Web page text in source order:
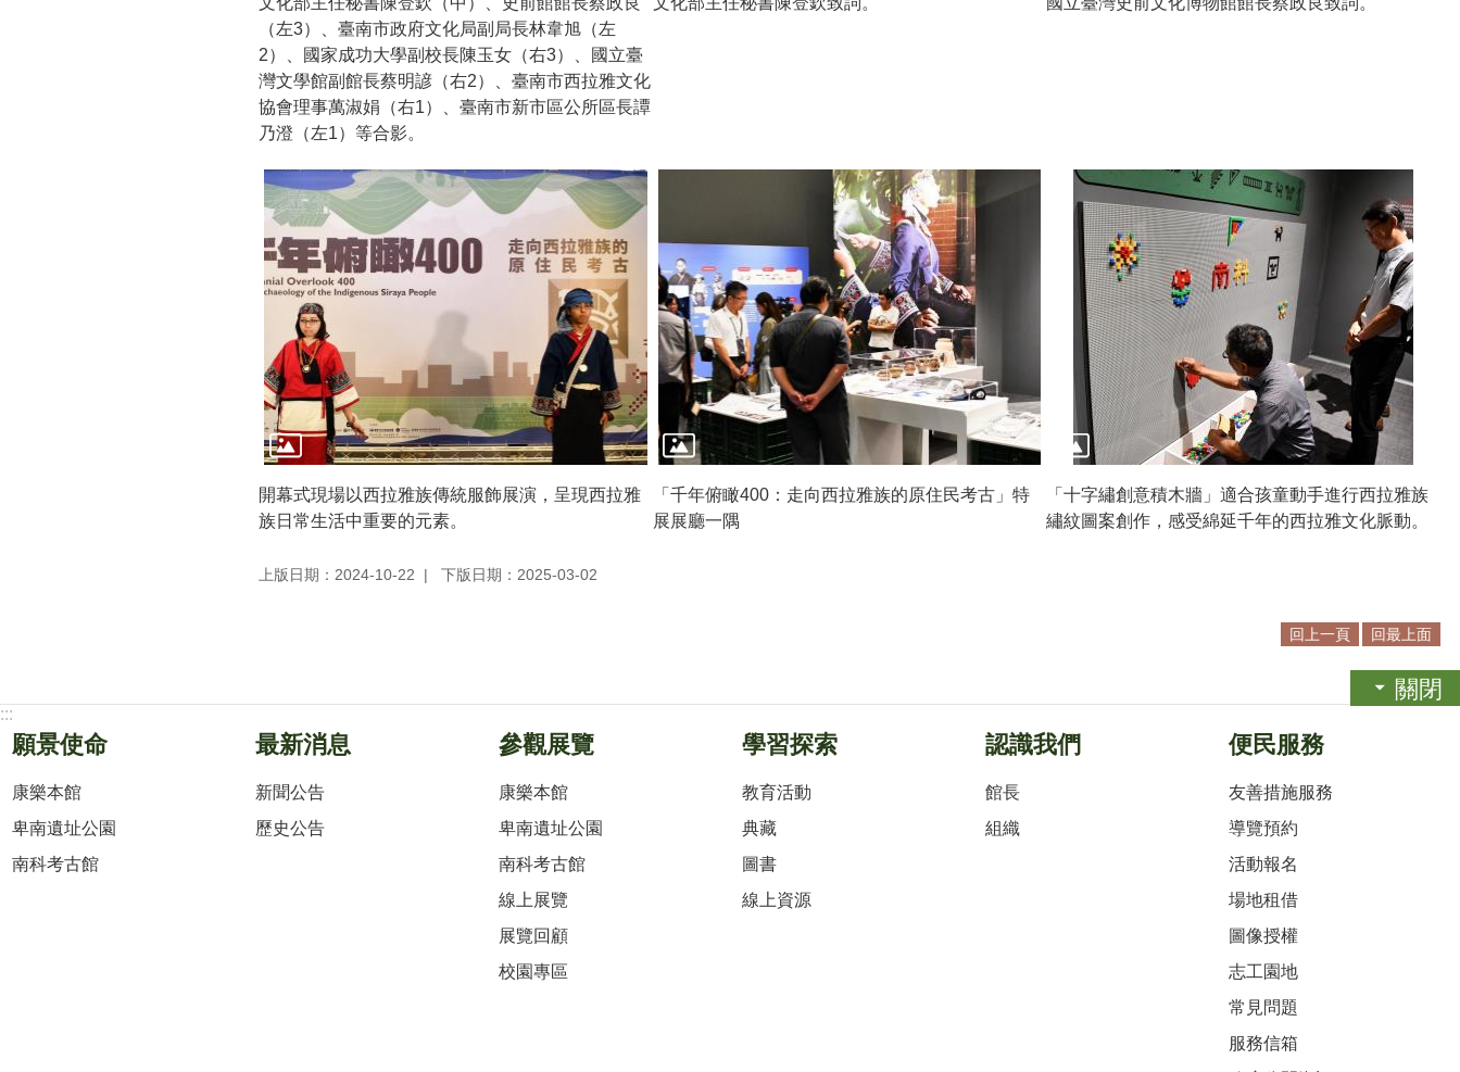
（左3）、臺南市政府文化局副局長林韋旭（左
2）、國家成功大學副校長陳玉女（右3）、國立臺
灣文學館副館長蔡明諺（右2）、臺南市西拉雅文化
協會理事萬淑娟（右1）、臺南市新市區公所區長譚
乃澄（左1）等合影。
開幕式現場以西拉雅族傳統服飾展演，呈現西拉雅
族日常生活中重要的元素。
「千年俯瞰400：走向西拉雅族的原住民考古」特
展展廳一隅
「十字繡創意積木牆」適合孩童動手進行西拉雅族
繡紋圖案創作，感受綿延千年的西拉雅文化脈動。
上版日期：2024-10-22 下版日期：2025-03-02
回上一頁 回最上面
關閉
:::
願景使命
康樂本館
卑南遺址公園
南科考古館
最新消息
新聞公告
歷史公告
參觀展覽
康樂本館
卑南遺址公園
南科考古館
線上展覽
展覽回顧
校園專區
學習探索
教育活動
典藏
圖書
線上資源
認識我們
館長
組織
便民服務
友善措施服務
導覽預約
活動報名
場地租借
圖像授權
志工園地
常見問題
服務信箱